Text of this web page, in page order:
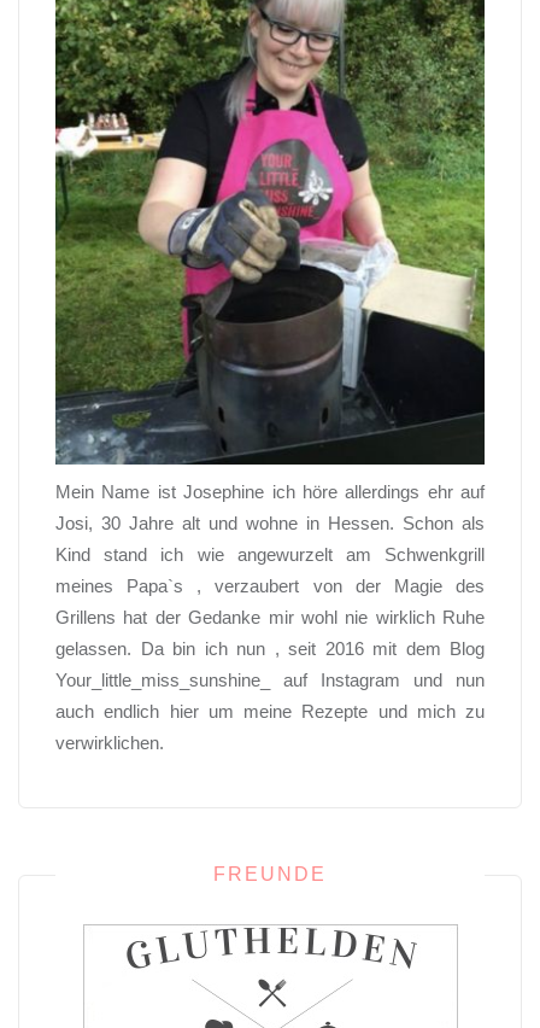
Mein Name ist Josephine ich höre allerdings ehr auf
Josi, 30 Jahre alt und wohne in Hessen. Schon als
Kind stand ich wie angewurzelt am Schwenkgrill
meines Papa`s , verzaubert von der Magie des
Grillens hat der Gedanke mir wohl nie wirklich Ruhe
gelassen. Da bin ich nun , seit 2016 mit dem Blog
Your_little_miss_sunshine_ auf Instagram und nun
auch endlich hier um meine Rezepte und mich zu
verwirklichen.
FREUNDE